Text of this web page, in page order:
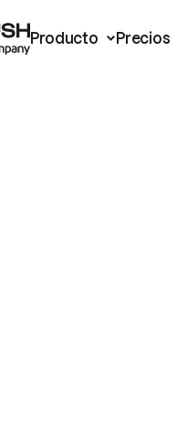
Producto Precios